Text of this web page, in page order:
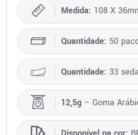
Medida: 108 X
Quantidade: 50
Quantidade: 33
12,5g – Goma